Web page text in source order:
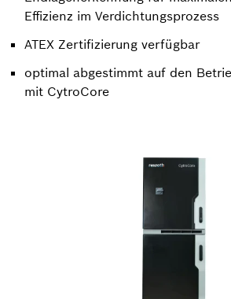
Effizienz im Verdichtungsprozess​
ATEX Zertifizierung verfügbar​
optimal abgestimmt auf den
mit CytroCore